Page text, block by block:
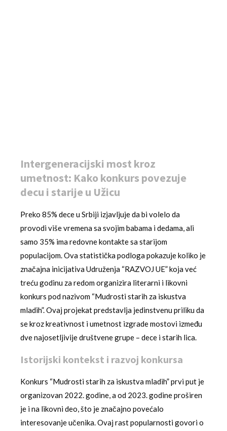
Intergeneracijski most kroz
umetnost: Kako konkurs povezuje
decu i starije u Užicu
Preko 85% dece u Srbiji izjavljuje da bi volelo da
provodi više vremena sa svojim babama i dedama, ali
samo 35% ima redovne kontakte sa starijom
populacijom. Ova statistička podloga pokazuje koliko je
značajna inicijativa Udruženja “RAZVOJ UE” koja već
treću godinu za redom organizira literarni i likovni
konkurs pod nazivom “Mudrosti starih za iskustva
mladih”. Ovaj projekat predstavlja jedinstvenu priliku da
se kroz kreativnost i umetnost izgrade mostovi između
dve najosetljivije društvene grupe – dece i starih lica.
Istorijski kontekst i razvoj konkursa
Konkurs “Mudrosti starih za iskustva mladih” prvi put je
organizovan 2022. godine, a od 2023. godine proširen
je i na likovni deo, što je značajno povećalo
interesovanje učenika. Ovaj rast popularnosti govori o